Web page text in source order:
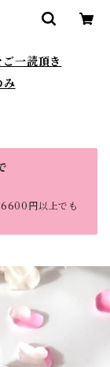
一読頂き
み
円以上でも